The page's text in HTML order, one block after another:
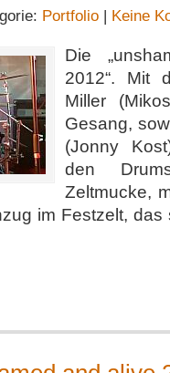
Portfolio | Keine
Die
2012“. Mit
Miller
Gesang,
(Jonny
den
Zeltmucke,
im Festzelt,